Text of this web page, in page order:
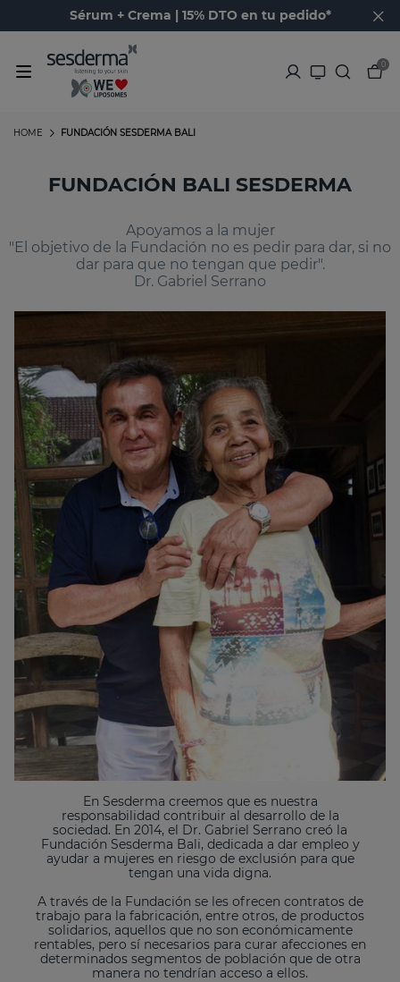
Sérum + Crema | 15% DTO en tu pedido*
0
FUNDACIÓN SESDERMA BALI
HOME
FUNDACIÓN BALI SESDERMA
Apoyamos a la mujer
"El objetivo de la Fundación no es pedir para dar, si no
dar para que no tengan que pedir".
Dr. Gabriel Serrano
En Sesderma creemos que es nuestra
responsabilidad contribuir al desarrollo de la
sociedad. En 2014, el Dr. Gabriel Serrano creó la
Fundación Sesderma Bali, dedicada a dar empleo y
ayudar a mujeres en riesgo de exclusión para que
tengan una vida digna.
A través de la Fundación se les ofrecen contratos de
trabajo para la fabricación, entre otros, de productos
solidarios, aquellos que no son económicamente
rentables, pero sí necesarios para curar afecciones en
determinados segmentos de población que de otra
manera no tendrían acceso a ellos.